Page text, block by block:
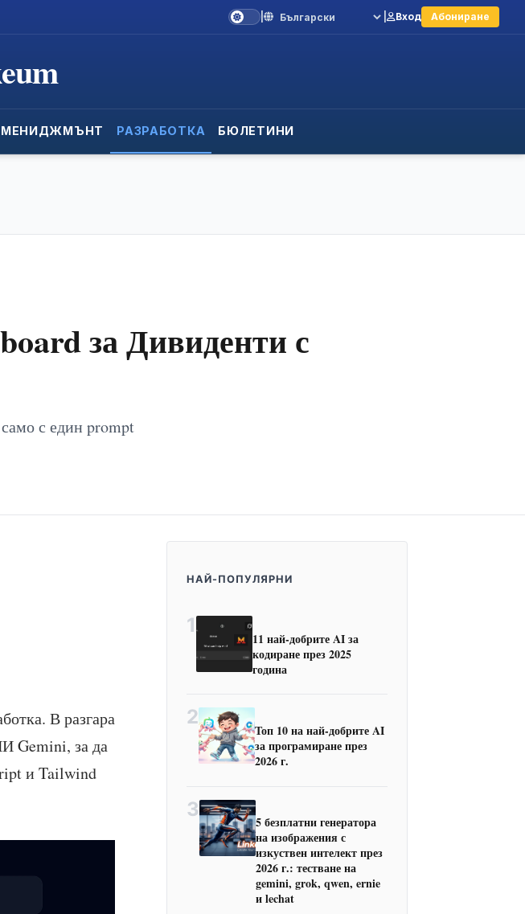
Language Вход Абониране
МЕНИДЖМЪНТ РАЗРАБОТКА БЮЛЕТИНИ
за Дивиденти с
с един prompt
В разгара
Gemini, за да
и Tailwind
НАЙ-ПОПУЛЯРНИ
1
11 най-добрите AI за
кодиране през 2025
година
2
Топ 10 на най-добрите AI
за програмиране през
2026 г.
3
5 безплатни генератора
на изображения с
изкуствен интелект през
2026 г.: тестване на
gemini, grok, qwen, ernie
и lechat